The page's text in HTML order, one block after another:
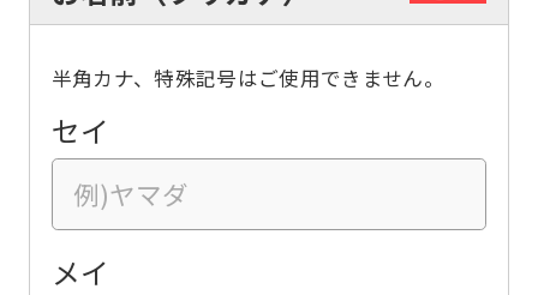
半角カナ、特殊記号はご使用できません。
セイ
メイ